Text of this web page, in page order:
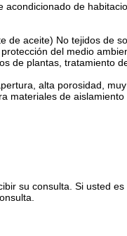
de
aceite) No tejidos de
del medio
de plantas, tratamiento
alta porosidad,
materiales de aislamiento
su consulta. Si usted